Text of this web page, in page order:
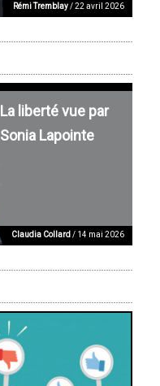
Rémi Tremblay/ 22 avril 2026
La liberté vue par
Sonia Lapointe
Claudia Collard/ 14 mai 2026